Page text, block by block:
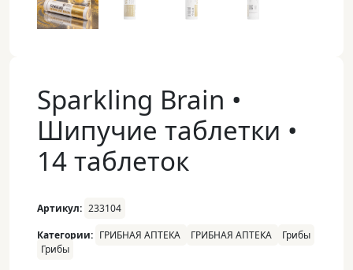
Sparkling Brain •
Шипучие таблетки •
14 таблеток
Артикул: 233104
Категории: ГРИБНАЯ АПТЕКА ГРИБНАЯ АПТЕКА
Грибы
Грибы